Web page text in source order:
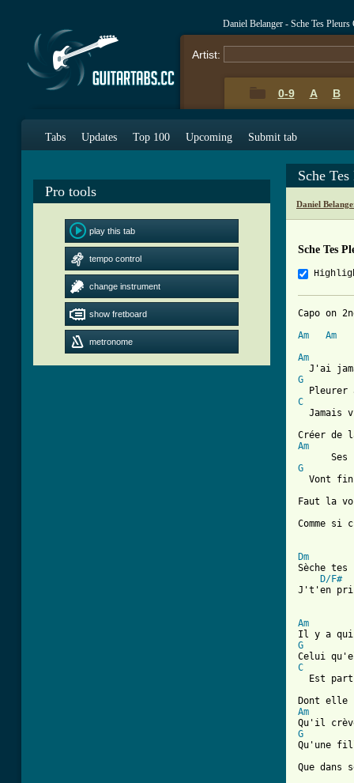
Daniel Belanger - Sche Tes
Artist:
0-9 A B
Tabs Updates Top 100 Upcoming Submit tab
Pro tools
play this tab
tempo control
change instrument
show fretboard
metronome
Sche
Daniel
Sche Tes
Capo on
Am
Am
Am
G
C
Am
G
Vont
Faut la
Comme
Dm
Sèche
D/F#
J't'en
Am
G
C
Est
Am
G
Qu'une
Que dans